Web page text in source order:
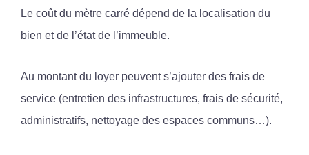
Le coût du mètre carré dépend de la localisation du
bien et de l’état de l’immeuble.
Au montant du loyer peuvent s’ajouter des frais de
service (entretien des infrastructures, frais de sécurité,
administratifs, nettoyage des espaces communs…).